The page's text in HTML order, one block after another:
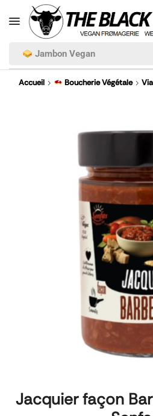
Jambon Vegan
Accueil Boucherie Végétale
Jacquier façon